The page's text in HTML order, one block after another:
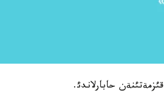
حابارلاندئ.